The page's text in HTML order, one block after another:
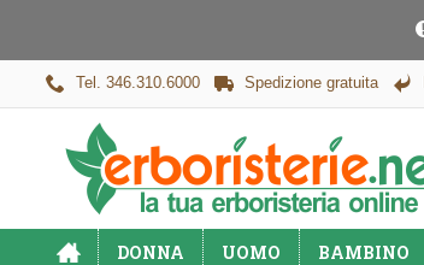
Tel. 346.310.6000 Spedizione gratuita
DONNA UOMO BAMBINO